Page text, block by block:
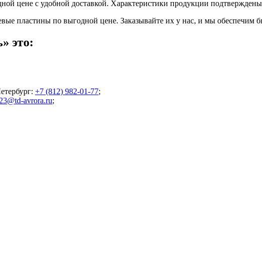
цене с удобной доставкой. Характеристики продукции подтверждены
пластины по выгодной цене. Заказывайте их у нас, и мы обеспечим
это:
: +7 (812) 982-01-77;
avrora.ru;